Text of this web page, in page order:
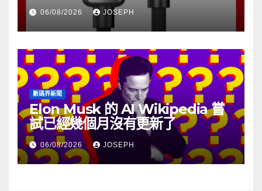
06/08/2026 JOSEPH
數碼界新聞
Elon Musk 的 AI Wikipedia 嘗
試已經幾個月沒有更新了
06/08/2026 JOSEPH